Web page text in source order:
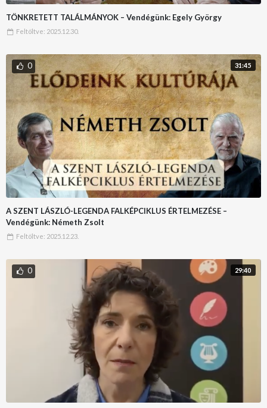
TÖNKRETETT TALÁLMÁNYOK – Vendégünk: Egely György
Feltöltve: 2025.12.30.
31:45
0
A SZENT LÁSZLÓ-LEGENDA FALKÉPCIKLUS ÉRTELMEZÉSE –
Vendégünk: Németh Zsolt
Feltöltve: 2025.12.23.
29:40
0